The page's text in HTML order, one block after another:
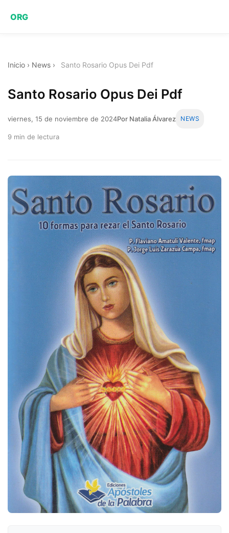
ORG
Inicio › News › Santo Rosario Opus Dei Pdf
Santo Rosario Opus Dei Pdf
viernes, 15 de noviembre de 2024Por Natalia Álvarez NEWS
9 min de lectura